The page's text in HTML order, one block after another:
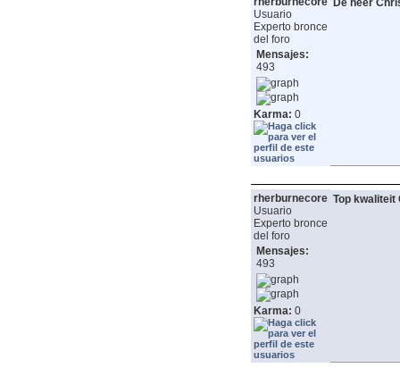
Usuario
Experto bronce
del foro
Mensajes:
493
Karma: 0
De heer
rherburnecore
Usuario
Experto bronce
del foro
Mensajes:
493
Karma: 0
Top kwaliteit